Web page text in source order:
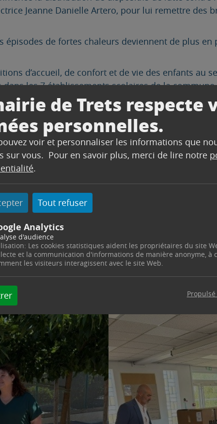
de Trets respecte
personnelles.
voir et personnaliser les informations que
sur vous. Pour en savoir plus, merci de lire notre
.
Tout refuser
Analytics
d'audience
Les cookies statistiques aident les propriétaires du site
et la communication d'informations de manière anonyme, à
les visiteurs interagissent avec le site Web.
Jeanne Danielle Artero, pour lui remettre des
épisodes de fortes chaleurs deviennent de plus en
d’accueil, de confort et de vie des enfants au
les 7 établissements scolaires de la commune.
rafraîchissement seront installés dans les
confort aux élèves et aux équipes éducatives
rapidement équipés de solutions de
les temps de restauration.
d’adapter progressivement les
le quotidien des enfants dans les